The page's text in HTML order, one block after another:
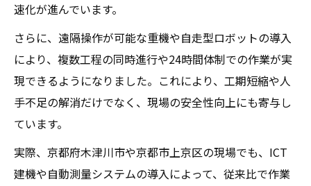
速化が進んでいます。
さらに、遠隔操作が可能な重機や自走型ロボットの導入
により、複数工程の同時進行や24時間体制での作業が実
現できるようになりました。これにより、工期短縮や人
手不足の解消だけでなく、現場の安全性向上にも寄与し
ています。
実際、京都府木津川市や京都市上京区の現場でも、ICT
建機や自動測量システムの導入によって、従来比で作業